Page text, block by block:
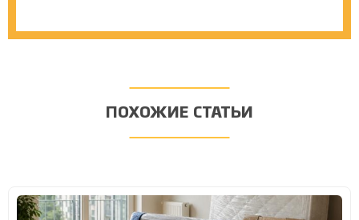
ПОХОЖИЕ СТАТЬИ